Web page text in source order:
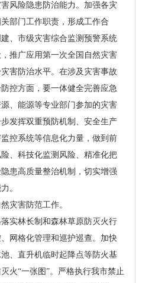
害风险隐患防治能力。加强各灾
部门工作职责，形成工作合
、市级灾害综合监测预警系统
推广应用第一次全国自然灾害
害防治水平。在涉及灾害事故
控方面，要一体健全完善应急
、能源等专业部门参加的灾害
发挥双重预防机制、安全生产
控系统等信息化力量，做到前
、科技化监测风险、精准化把
患高质量整治机制，切实增强
。
灾害防范工作。
实林长制和森林草原防灭火行
网格化管理和巡护巡查。加快
、直升机临时起降点等防火基
火“一张图”。严格执行我市禁止